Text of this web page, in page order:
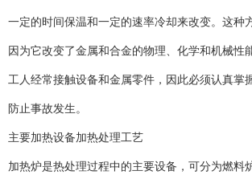
一定的时间保温和一定的速率冷却来改变。这种
因为它改变了金属和合金的物理、化学和机械性
工人经常接触设备和金属零件，因此必须认真掌
防止事故发生。
主要加热设备加热处理工艺
加热炉是热处理过程中的主要设备，可分为燃料